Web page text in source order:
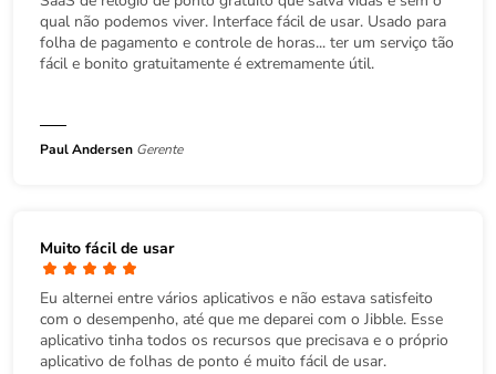
qual não podemos viver. Interface fácil de usar. Usado para
folha de pagamento e controle de horas... ter um serviço tão
fácil e bonito gratuitamente é extremamente útil.
Paul Andersen Gerente
Muito fácil de usar
Eu alternei entre vários aplicativos e não estava satisfeito
com o desempenho, até que me deparei com o Jibble. Esse
aplicativo tinha todos os recursos que precisava e o próprio
aplicativo de folhas de ponto é muito fácil de usar.